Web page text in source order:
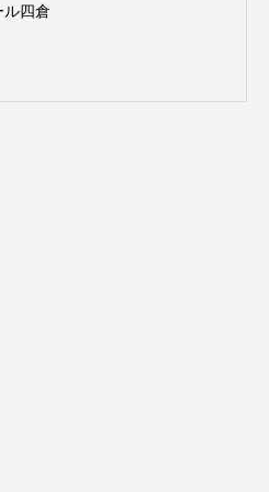
ル四倉